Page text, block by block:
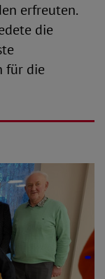
erfreuten.
die
für die